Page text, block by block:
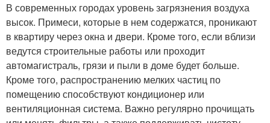
В современных городах уровень загрязнения воздуха
высок. Примеси, которые в нем содержатся, проникают
в квартиру через окна и двери. Кроме того, если вблизи
ведутся строительные работы или проходит
автомагистраль, грязи и пыли в доме будет больше.
Кроме того, распространению мелких частиц по
помещению способствуют кондиционер или
вентиляционная система. Важно регулярно прочищать